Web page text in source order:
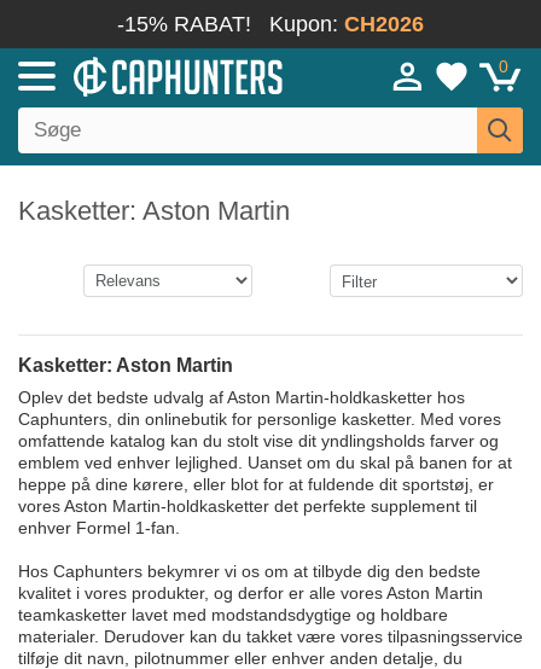
-15% RABAT! Kupon: CH2026
0
Kasketter: Aston Martin
Kasketter: Aston Martin
Oplev det bedste udvalg af Aston Martin-holdkasketter hos
Caphunters, din onlinebutik for personlige kasketter. Med vores
omfattende katalog kan du stolt vise dit yndlingsholds farver og
emblem ved enhver lejlighed. Uanset om du skal på banen for at
heppe på dine kørere, eller blot for at fuldende dit sportstøj, er
vores Aston Martin-holdkasketter det perfekte supplement til
enhver Formel 1-fan.
Hos Caphunters bekymrer vi os om at tilbyde dig den bedste
kvalitet i vores produkter, og derfor er alle vores Aston Martin
teamkasketter lavet med modstandsdygtige og holdbare
materialer. Derudover kan du takket være vores tilpasningsservice
tilføje dit navn, pilotnummer eller enhver anden detalje, du